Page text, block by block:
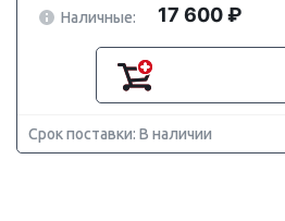
Наличные:
17 600 ₽
Срок поставки: В наличии